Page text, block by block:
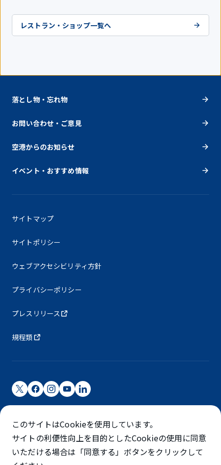
レストラン・ショップ一覧へ
落とし物・忘れ物
お問い合わせ・ご意見
空港からのお知らせ
イベント・おすすめ情報
サイトマップ
サイトポリシー
ウェブアクセシビリティ方針
プライバシーポリシー
プレスリリース
規程類
成田国際空港株式会社
成田国際空港は成田国際空港㈱（NAA）が運営しています
©NARITA INTERNATIONAL AIRPORT CORPORATION
このサイトはCookieを使用しています。
サイトの利便性向上を目的としたCookieの使用に同意
いただける場合は「同意する」ボタンをクリックして